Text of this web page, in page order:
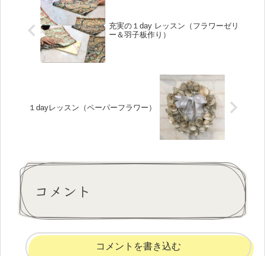
充実の１day レッスン（フラワーゼリ
ー＆羽子板作り）
１dayレッスン（ペーパーフラワー）
コメント
コメントを書き込む